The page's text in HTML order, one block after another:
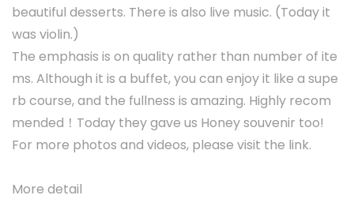
beautiful desserts. There is also live music. (Today it
was violin.)
The emphasis is on quality rather than number of ite
ms. Although it is a buffet, you can enjoy it like a supe
rb course, and the fullness is amazing. Highly recom
mended！Today they gave us Honey souvenir too!
For more photos and videos, please visit the link.
More detail